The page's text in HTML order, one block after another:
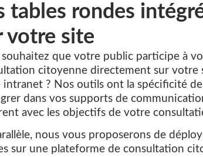
tables rondes
votre site
souhaitez que votre public participe à
citoyenne directement sur votre
intranet ? Nos outils ont la spécificité
dans vos supports de
avec les objectifs de votre
nous vous proposerons de
sur une plateforme de consultation